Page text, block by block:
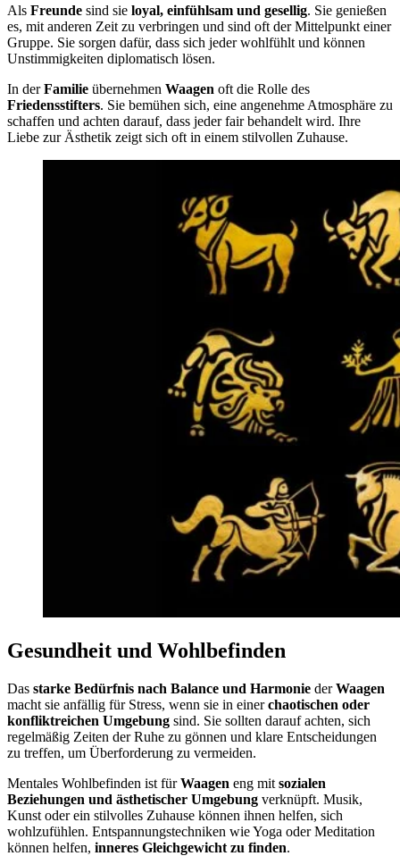
Als Freunde sind sie loyal, einfühlsam und gesellig. Sie genießen
es, mit anderen Zeit zu verbringen und sind oft der Mittelpunkt einer
Gruppe. Sie sorgen dafür, dass sich jeder wohlfühlt und können
Unstimmigkeiten diplomatisch lösen.
In derFamilie übernehmen Waagen oft die Rolle des
Friedensstifters. Sie bemühen sich, eine angenehme Atmosphäre zu
schaffen und achten darauf, dass jeder fair behandelt wird. Ihre
Liebe zur Ästhetik zeigt sich oft in einem stilvollen Zuhause.
Gesundheit und Wohlbefinden
Das starke Bedürfnis nach Balance und Harmonie derWaagen
macht sie anfällig für Stress, wenn sie in einerchaotischen oder
konfliktreichen Umgebung sind. Sie sollten darauf achten, sich
regelmäßig Zeiten der Ruhe zu gönnen und klare Entscheidungen
zu treffen, um Überforderung zu vermeiden.
Mentales Wohlbefinden ist fürWaagen eng mit sozialen
Beziehungen und ästhetischer Umgebung verknüpft. Musik,
Kunst oder ein stilvolles Zuhause können ihnen helfen, sich
wohlzufühlen. Entspannungstechniken wie Yoga oder Meditation
können helfen, inneres Gleichgewicht zu finden.